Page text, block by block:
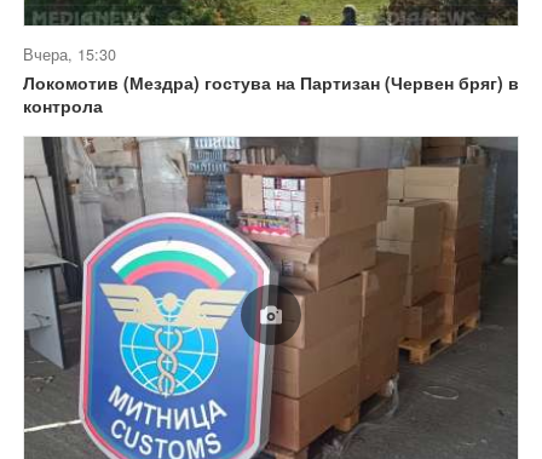
Вчера, 15:30
Локомотив (Мездра) гостува на Партизан (Червен бряг) в
контрола